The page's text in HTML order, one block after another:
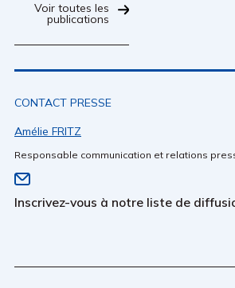
Voir toutes les
publications
CONTACT PRESSE
Amélie FRITZ
Responsable communication et relations
Inscrivez-vous à notre liste de